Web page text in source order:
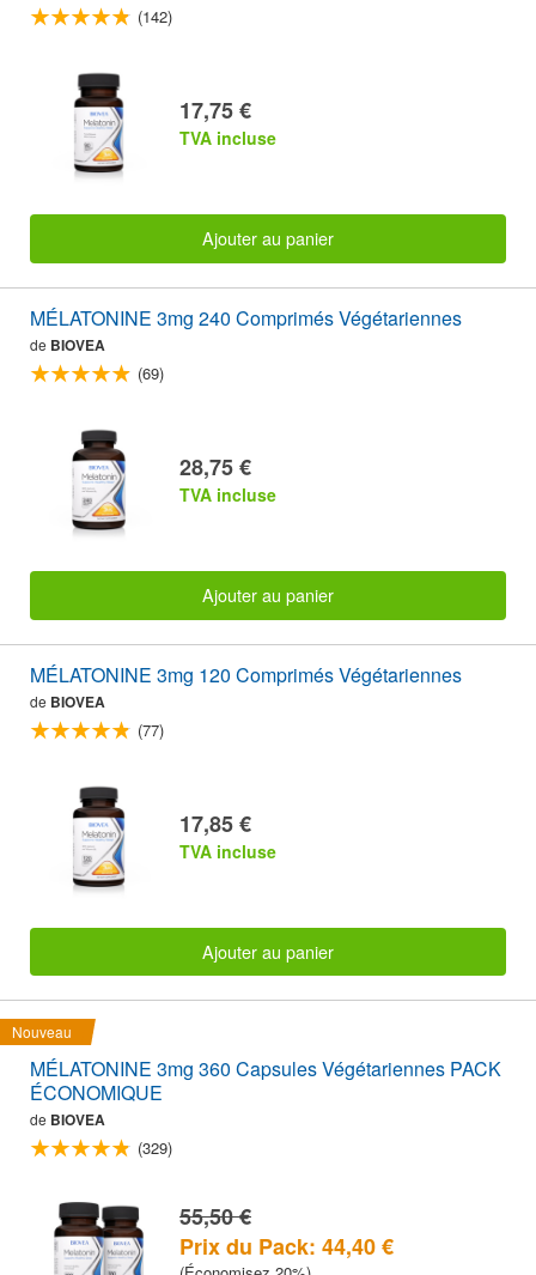
(142)
17,75 €
TVA incluse
Ajouter au panier
MÉLATONINE 3mg 240 Comprimés Végétariennes
de BIOVEA
(69)
28,75 €
TVA incluse
Ajouter au panier
MÉLATONINE 3mg 120 Comprimés Végétariennes
de BIOVEA
(77)
17,85 €
TVA incluse
Ajouter au panier
Nouveau
MÉLATONINE 3mg 360 Capsules Végétariennes PACK
ÉCONOMIQUE
de BIOVEA
(329)
55,50 €
Prix du Pack: 44,40 €